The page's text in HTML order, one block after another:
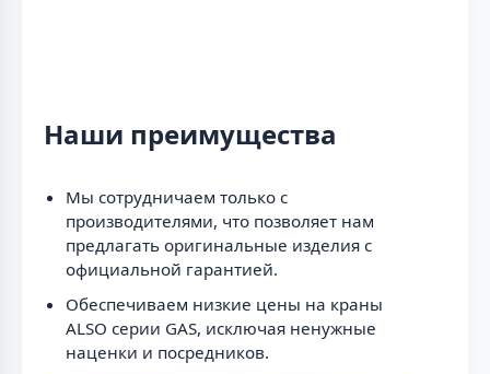
Наши преимущества
Мы сотрудничаем только с
производителями, что позволяет нам
предлагать оригинальные изделия с
официальной гарантией.
Обеспечиваем низкие цены на краны
ALSO серии GAS, исключая ненужные
наценки и посредников.